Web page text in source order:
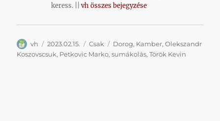
keress. ||vh összes bejegyzése
Szerző
vh Közzétéve
2023.02.15. Kategória
Csak Címke
Dorog, Kamber,Olekszandr
Koszovscsuk, Petkovic Marko,sumákolás,Török Kevin